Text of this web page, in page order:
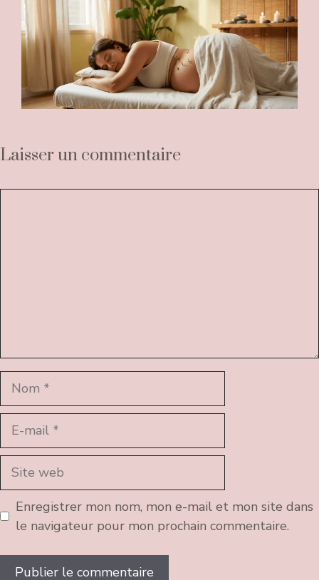
Laisser un commentaire
Nom
Site
Enregistrer mon nom, mon e-mail et mon site dans
le navigateur pour mon prochain commentaire.